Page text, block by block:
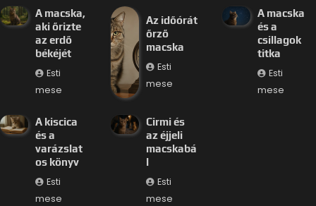
A macska,
aki őrizte
az erdő
békéjét
Esti
mese
Az időórát
őrző
macska
Esti
mese
A macska
és a
csillagok
titka
Esti
mese
A kiscica
és a
varázslat
os könyv
Esti
mese
Cirmi és
az éjjeli
macskabá
l
Esti
mese